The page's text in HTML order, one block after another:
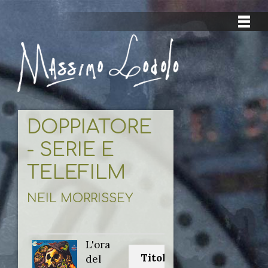
DOPPIATORE
- SERIE E
TELEFILM
NEIL MORRISSEY
L'ora
del
Titolo originale: